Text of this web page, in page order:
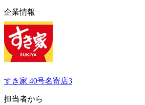
企業情報
すき家 40号名寄店3
担当者から